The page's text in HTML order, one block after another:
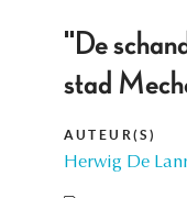
"De
stad
AUTEUR(S)
Herwig De